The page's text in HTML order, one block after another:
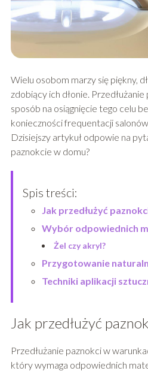
Wielu osobom marzy się piękny,
zdobiący ich dłonie.
sposób na osiągnięcie tego celu
konieczności frequentacji
Dzisiejszy artykuł odpowie na
paznokcie w domu?
Spis treści:
Jak przedłużyć
Wybór odpowiednich
Żel czy akryl?
Przygotowanie
Techniki aplikacji
Jak przedłużyć
Przedłużanie paznokci w
który wymaga odpowiednich